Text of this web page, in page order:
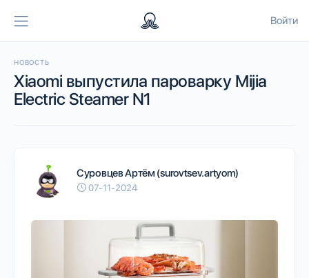
Войти
НОВОСТЬ
Xiaomi выпустила пароварку Mijia
Electric Steamer N1
Суровцев Артём (surovtsev.artyom)
07-11-2024